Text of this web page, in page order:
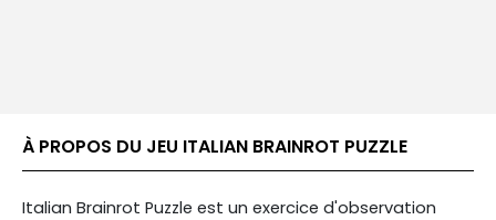
À PROPOS DU JEU ITALIAN BRAINROT PUZZLE
Italian Brainrot Puzzle est un exercice d'observation